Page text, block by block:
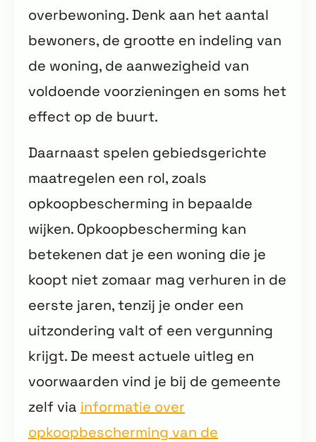
overbewoning. Denk aan het aantal
bewoners, de grootte en indeling van
de woning, de aanwezigheid van
voldoende voorzieningen en soms het
effect op de buurt.
Daarnaast spelen gebiedsgerichte
maatregelen een rol, zoals
opkoopbescherming in bepaalde
wijken. Opkoopbescherming kan
betekenen dat je een woning die je
koopt niet zomaar mag verhuren in de
eerste jaren, tenzij je onder een
uitzondering valt of een vergunning
krijgt. De meest actuele uitleg en
voorwaarden vind je bij de gemeente
zelf via informatie over
opkoopbescherming van de